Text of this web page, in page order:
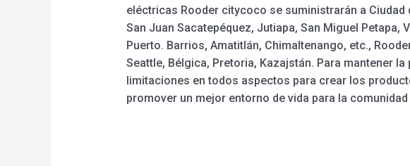
eléctricas Rooder citycoco se suministrarán a Ciudad
San Juan Sacatepéquez, Jutiapa, San Miguel Petapa,
Puerto. Barrios, Amatitlán, Chimaltenango, etc.,
Seattle, Bélgica, Pretoria, Kazajstán. Para mantener
limitaciones en todos aspectos para crear los
promover un mejor entorno de vida para la